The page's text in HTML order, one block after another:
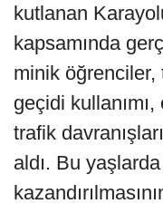
kutlanan
kapsamında
minik
geçidi
trafik
aldı. Bu